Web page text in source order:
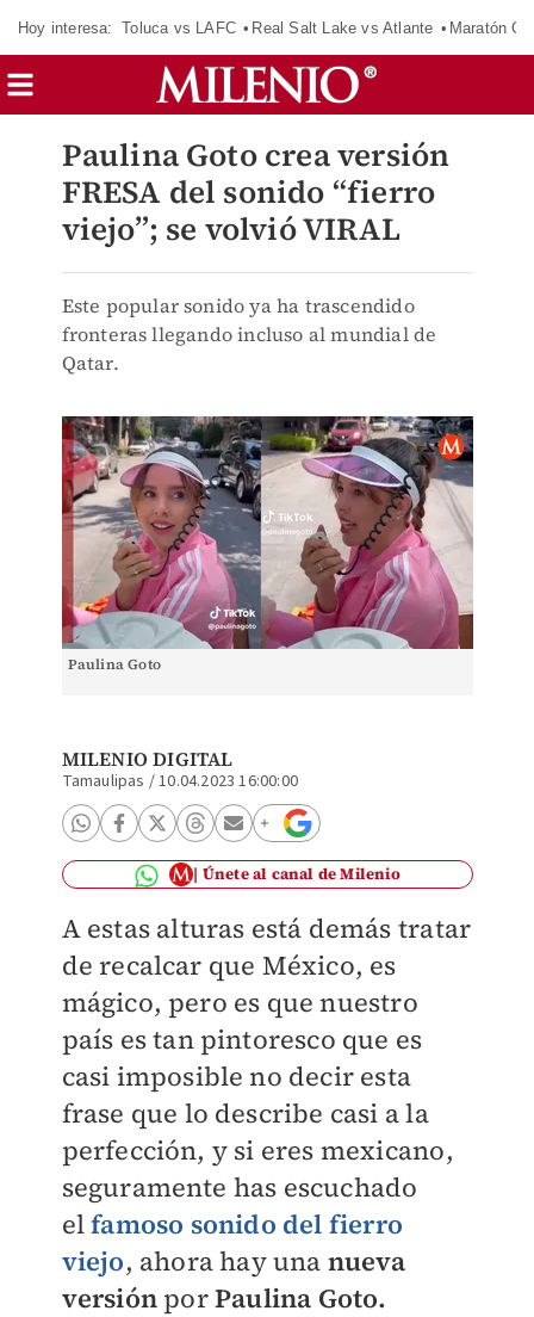
Hoy interesa: Toluca vs LAFC Real Salt Lake vs Atlante Maratón
Paulina Goto crea versión
FRESA del sonido “fierro
viejo”; se volvió VIRAL
Este popular sonido ya ha trascendido
fronteras llegando incluso al mundial de
Qatar.
Paulina Goto
MILENIO DIGITAL
Tamaulipas /10.04.2023 16:00:00
Únete al canal de Milenio
A estas alturas está demás tratar
de recalcar que México, es
mágico, pero es que nuestro
país es tan pintoresco que es
casi imposible no decir esta
frase que lo describe casi a la
perfección, y si eres mexicano,
seguramente has escuchado
elfamoso sonido del fierro
viejo, ahora hay una nueva
versiónporPaulina Goto.